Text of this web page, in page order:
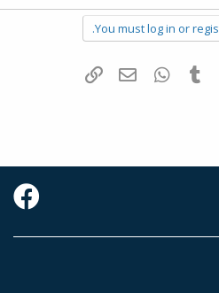
You must log in or
Pinterest
Tumblr
WhatsAppדואר אלקטרוני